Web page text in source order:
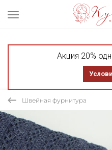
Акция 20%
Швейная фурнитура